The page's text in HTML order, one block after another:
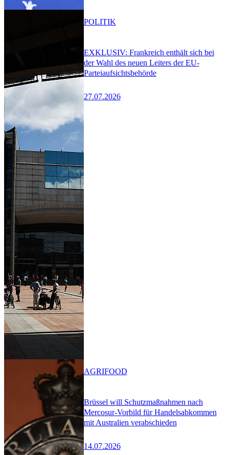
EXKLUSIV: Frankreich enthält sich bei
der Wahl des neuen Leiters der EU-
Parteiaufsichtsbehörde
27.07.2026
POLITIK
Brüssel will Schutzmaßnahmen nach
Mercosur-Vorbild für Handelsabkommen
mit Australien verabschieden
14.07.2026
AGRIFOOD